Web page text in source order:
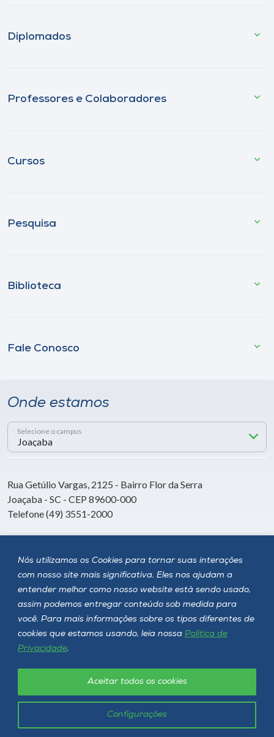
Nós utilizamos os Cookies para tornar suas interações
com nosso site mais significativa. Eles nos ajudam a
entender melhor como nosso website está sendo usado,
assim podemos entregar conteúdo sob medida para
você. Para mais informações sobre os tipos diferentes de
cookies que estamos usando, leia nossa Política de
Privacidade.
Configurações
Aceitar todos os cookies
Diplomados
Professores e Colaboradores
Cursos
Pesquisa
Biblioteca
Fale Conosco
Onde estamos
Selecione o campus
Rua Getúlio Vargas, 2125 - Bairro Flor da Serra
Joaçaba - SC - CEP 89600-000
Telefone (49) 3551-2000
Siga a Unoesc
Unoesc © 2026 - Todos os direitos reservados
Política de privacidade LGPD